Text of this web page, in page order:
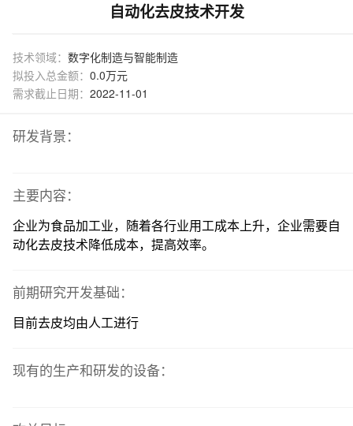
自动化去皮技术开发
技术领域： 数字化制造与智能制造
拟投入总金额： 0.0万元
需求截止日期： 2022-11-01
研发背景：
主要内容：
企业为食品加工业，随着各行业用工成本上升，企业需要自
动化去皮技术降低成本，提高效率。
前期研究开发基础：
目前去皮均由人工进行
现有的生产和研发的设备：